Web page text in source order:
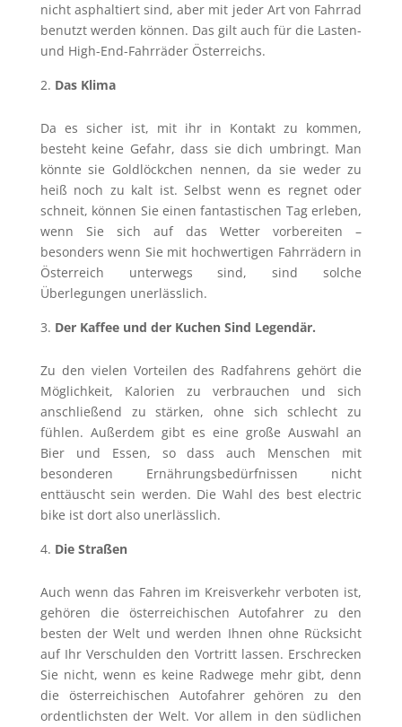
nicht asphaltiert sind, aber mit jeder Art von Fahrrad
benutzt werden können. Das gilt auch für die Lasten-
und High-End-Fahrräder Österreichs.
Das Klima
Da es sicher ist, mit ihr in Kontakt zu kommen,
besteht keine Gefahr, dass sie dich umbringt. Man
könnte sie Goldlöckchen nennen, da sie weder zu
heiß noch zu kalt ist. Selbst wenn es regnet oder
schneit, können Sie einen fantastischen Tag erleben,
wenn Sie sich auf das Wetter vorbereiten –
besonders wenn Sie mit hochwertigen Fahrrädern in
Österreich unterwegs sind, sind solche
Überlegungen unerlässlich.
Der Kaffee und der Kuchen Sind Legendär.
Zu den vielen Vorteilen des Radfahrens gehört die
Möglichkeit, Kalorien zu verbrauchen und sich
anschließend zu stärken, ohne sich schlecht zu
fühlen. Außerdem gibt es eine große Auswahl an
Bier und Essen, so dass auch Menschen mit
besonderen Ernährungsbedürfnissen nicht
enttäuscht sein werden. Die Wahl des best electric
bike ist dort also unerlässlich.
Die Straßen
Auch wenn das Fahren im Kreisverkehr verboten ist,
gehören die österreichischen Autofahrer zu den
besten der Welt und werden Ihnen ohne Rücksicht
auf Ihr Verschulden den Vortritt lassen. Erschrecken
Sie nicht, wenn es keine Radwege mehr gibt, denn
die österreichischen Autofahrer gehören zu den
ordentlichsten der Welt. Vor allem in den südlichen